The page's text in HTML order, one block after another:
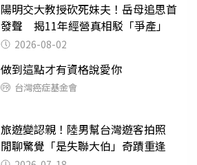
陽明交大教授砍死妹夫！岳母追思首
發聲 揭11年經營真相駁「爭產」
2026-08-02
做到這點才有資格說愛你
台灣癌症基金會
旅遊變認親！陸男幫台灣遊客拍照
閒聊驚覺「是失聯大伯」奇蹟重逢